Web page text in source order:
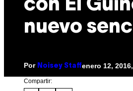
con El
nuevo
Por Noisey Staffenero 12,
Compartir: